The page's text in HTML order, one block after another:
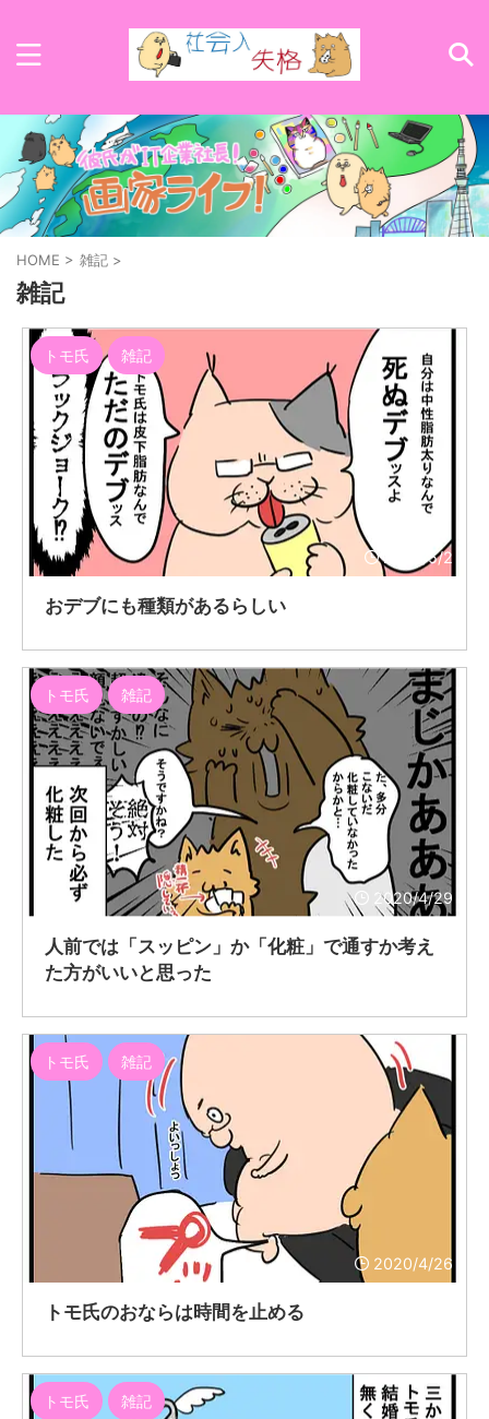
HOME > 雑記 >
雑記
2020/5/2
トモ氏 雑記
おデブにも種類があるらしい
2020/4/29
トモ氏 雑記
人前では「スッピン」か「化粧」で通すか考え
た方がいいと思った
2020/4/26
トモ氏 雑記
トモ氏のおならは時間を止める
トモ氏 雑記